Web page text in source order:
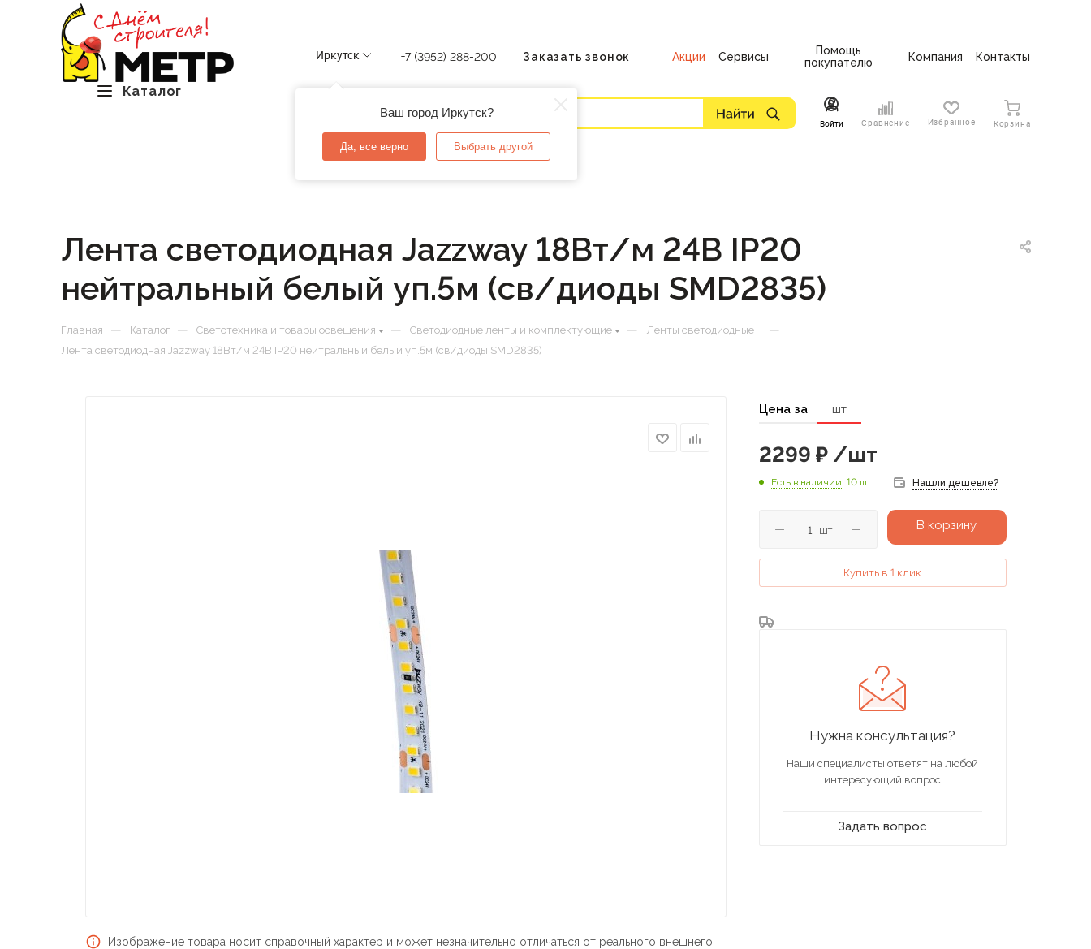
Каталог
Иркутск
Ваш город Иркутск?
Да, все верно Выбрать другой
+7 (3952) 288-200 Заказать звонок Акции Сервисы
Помощь
покупателю
Компания Контакты
Войти Сравнение Избранное Корзина
Лента светодиодная Jazzway 18Вт/м 24В IP20
нейтральный белый уп.5м (св/диоды SMD2835)
Главная — Каталог — Светотехника и товары освещения — Светодиодные ленты и комплектующие — Ленты светодиодные —
Лента светодиодная Jazzway 18Вт/м 24В IP20 нейтральный белый уп.5м (св/диоды SMD2835)
Изображение товара носит справочный характер и может незначительно отличаться от реального внешнего
Цена за шт
2299 ₽/шт
Есть в наличии: 10 шт Нашли дешевле?
шт В корзину
Купить в 1 клик
Нужна консультация?
Наши специалисты ответят на любой
интересующий вопрос
Задать вопрос